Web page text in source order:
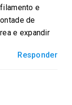
e
de
e expandir
Responder